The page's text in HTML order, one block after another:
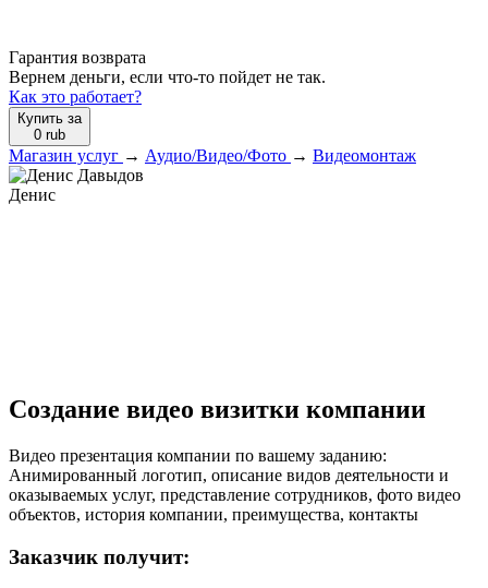
Гарантия возврата
Вернем деньги, если что-то пойдет не так.
Как это работает?
Купить за
0 rub
Магазин услуг → Аудио/Видео/Фото → Видеомонтаж
Денис
Создание видео визитки компании
Видео презентация компании по вашему заданию:
Анимированный логотип, описание видов деятельности и
оказываемых услуг, представление сотрудников, фото видео
объектов, история компании, преимущества, контакты
Заказчик получит: